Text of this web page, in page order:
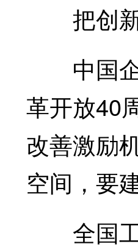
把创新
中国企
革开放40
改善激励
空间，要
全国工